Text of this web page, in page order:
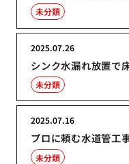
未分類
シンク水漏れ放置で
2025.07.26
未分類
プロに頼む水道管工
2025.07.16
未分類